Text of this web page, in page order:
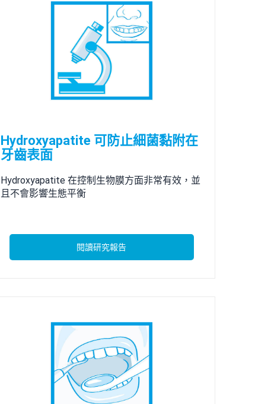
Hydroxyapatite 可防止細菌黏附在
牙齒表面
Hydroxyapatite 在控制生物膜方面非常有效，並
且不會影響生態平衡
閱讀研究報告